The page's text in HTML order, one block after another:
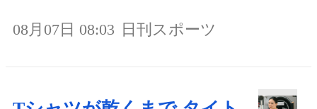
08月07日 08:03 日刊スポーツ